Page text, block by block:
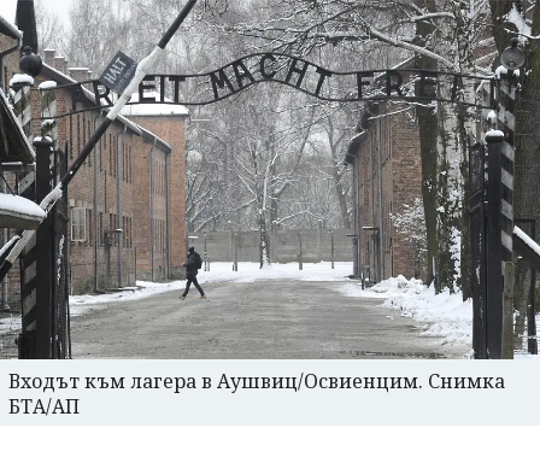
Входът към лагера в Аушвиц/Освиенцим. Снимка
БТА/АП